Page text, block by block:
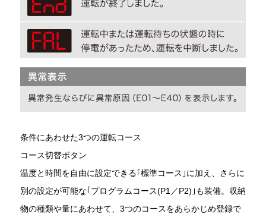
条件にあわせた3つの運転コース
コース切替ボタン
温度と時間を自由に設定できる｢標準コース｣に加え、さらに
別の設定が可能な｢プログラムコース(P1／P2)｣も装備。収納
物の種類や量にあわせて、3つのコースをあらかじめ登録で